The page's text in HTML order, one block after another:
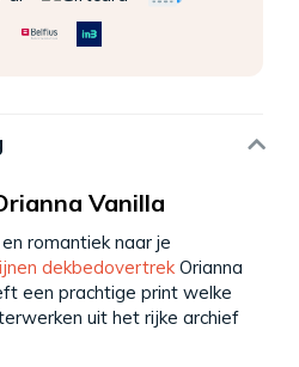
Vanilla
romantiek naar je
dekbedovertrek Orianna
een prachtige print welke
uit het rijke archief